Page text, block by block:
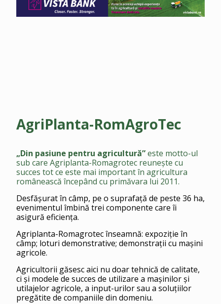
AgriPlanta-RomAgroTec
„Din pasiune pentru agricultură”este motto-ul
sub care Agriplanta-Romagrotec reunește cu
succes tot ce este mai important în agricultura
românească începând cu primăvara lui 2011.
Desfășurat în câmp, pe o suprafață de peste 36 ha,
evenimentul îmbină trei componente care îi
asigură eficienţa.
Agriplanta-Romagrotec înseamnă: expoziţie în
câmp; loturi demonstrative; demonstraţii cu mașini
agricole.
Agricultorii găsesc aici nu doar tehnică de calitate,
ci și modele de succes de utilizare a mașinilor și
utilajelor agricole, a input-urilor sau a soluţiilor
pregătite de companiile din domeniu.